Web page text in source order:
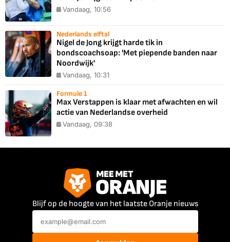
Vandaag, 10:56
Nederlands elftal
Nigel de Jong krijgt harde tik in
bondscoachsoap: 'Met piepende banden naar
Noordwijk'
Vandaag, 10:31
Formule 1
Max Verstappen is klaar met afwachten en wil
actie van Nederlandse overheid
Vandaag, 09:38
Blijf op de hoogte van het laatste Oranje nieuws